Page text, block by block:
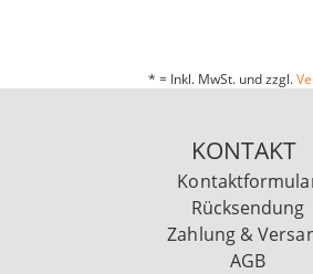
* = Inkl. MwSt. und zzgl.
KONTAKT
Rücksendung
Zahlung &
AGB